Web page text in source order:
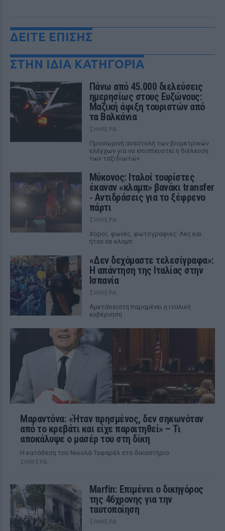
ΔΕΙΤΕ ΕΠΙΣΗΣ
ΣΤΗΝ ΙΔΙΑ ΚΑΤΗΓΟΡΙΑ
Πάνω από 45.000 διελεύσεις
ημερησίως στους Ευζώνους:
Μαζική άφιξη τουριστών από
τα Βαλκάνια
ΣΉΜΕΡΑ
Προσωρινή αναστολή των βιομετρικών
ελέγχων για να επισπευστεί η διέλευση
των ταξιδιωτών
Μύκονος: Ιταλοί τουρίστες
έκαναν «κλαμπ» βανάκι transfer
‑ Αντιδράσεις για το ξέφρενο
πάρτι
ΣΉΜΕΡΑ
Χοροί, φωνές, φωτογραφίες: Λες και
ήταν σε κλαμπ
«Δεν δεχόμαστε τελεσίγραφα»:
Η απάντηση της Ιταλίας στην
Ισπανία
ΣΉΜΕΡΑ
Αμετάπειστη παραμένει η ιταλική
κυβέρνηση
Μαραντόνα: «Ήταν πρησμένος, δεν σηκωνόταν
από το κρεβάτι και είχε παραιτηθεί» – Τι
αποκάλυψε ο μασέρ του στη δίκη
Η κατάθεση του Νικολά Ταφαρέλ στο δικαστήριο
ΣΉΜΕΡΑ
Marfin: Επιμένει ο δικηγόρος
της 46χρονης για την
ταυτοποίηση
ΣΉΜΕΡΑ